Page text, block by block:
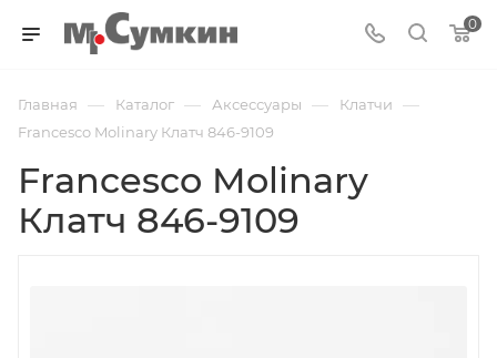
0
Главная — Каталог — Аксессуары — Клатчи —
Francesco Molinary Клатч 846-9109
Francesco Molinary
Клатч 846-9109